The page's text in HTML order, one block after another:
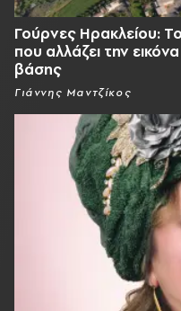
Γούρνες Ηρακλείου:
που αλλάζει την
βάσης
Γιάννης Μαντζίκος